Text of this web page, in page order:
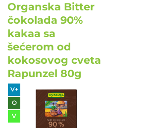
Organska Bitter
čokolada 90%
kakaa sa
šećerom od
kokosovog cveta
Rapunzel 80g
V+
O
V